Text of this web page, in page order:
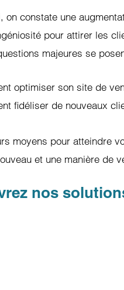
on constate une
pour attirer les
majeures se
optimiser son site de
fidéliser de nouveaux
moyens pour atteindre
et une manière de
nos